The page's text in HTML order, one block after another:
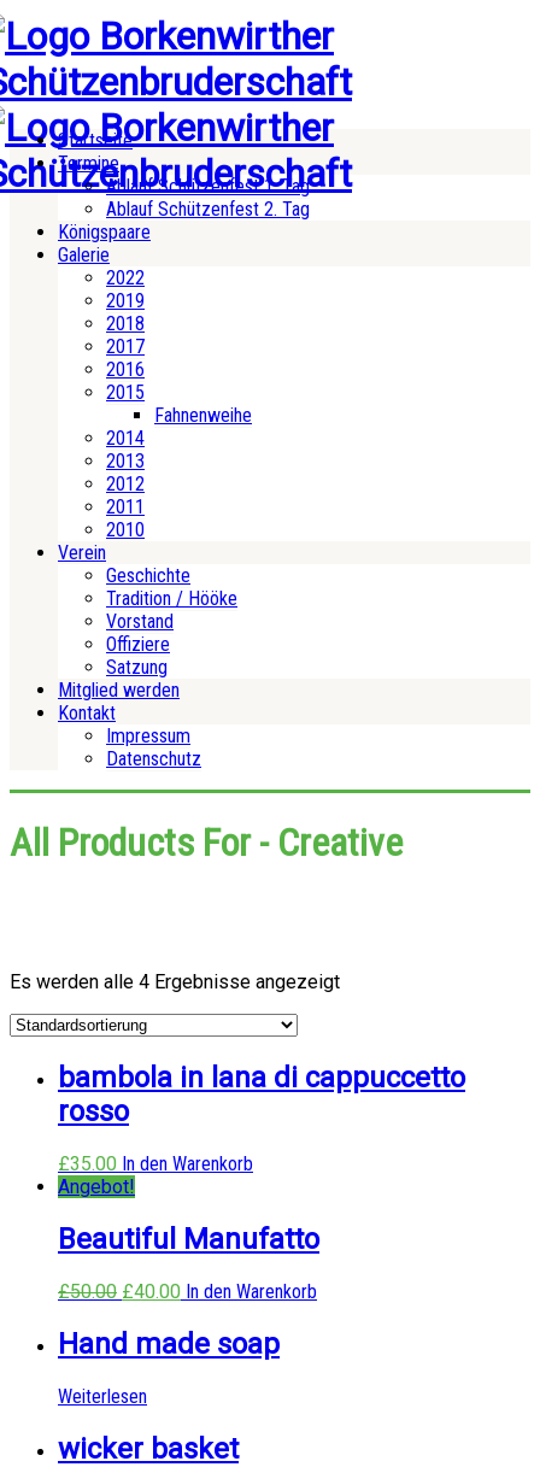
Startseite
Termine
Ablauf Schützenfest 1. Tag
Ablauf Schützenfest 2. Tag
Königspaare
Galerie
2022
2019
2018
2017
2016
2015
Fahnenweihe
2014
2013
2012
2011
2010
Verein
Geschichte
Tradition / Hööke
Vorstand
Offiziere
Satzung
Mitglied werden
Kontakt
Impressum
Datenschutz
All Products For - Creative
Es werden alle 4 Ergebnisse angezeigt
bambola in lana di cappuccetto
rosso
£35.00 In den Warenkorb
Angebot!
Beautiful Manufatto
£50.00 £40.00 In den Warenkorb
Hand made soap
Weiterlesen
wicker basket